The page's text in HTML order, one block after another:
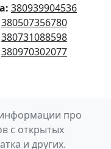
380939904536
380507356780
380731088598
380970302077
про
с открытых
и других.